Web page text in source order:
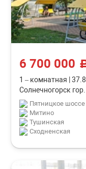
6 700 000
1 – комнатная
Солнечногорск
Пятницкое шоссе
Митино
Тушинская
Сходненская